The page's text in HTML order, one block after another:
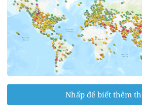
Nhấp để biết thêm